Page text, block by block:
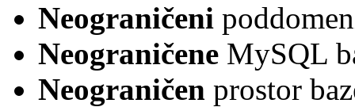
Neograničeni
Neograničene MySQL
Neograničen prostor